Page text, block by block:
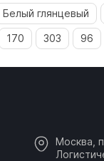
Белый глянцевый
170 303 96
Москва,